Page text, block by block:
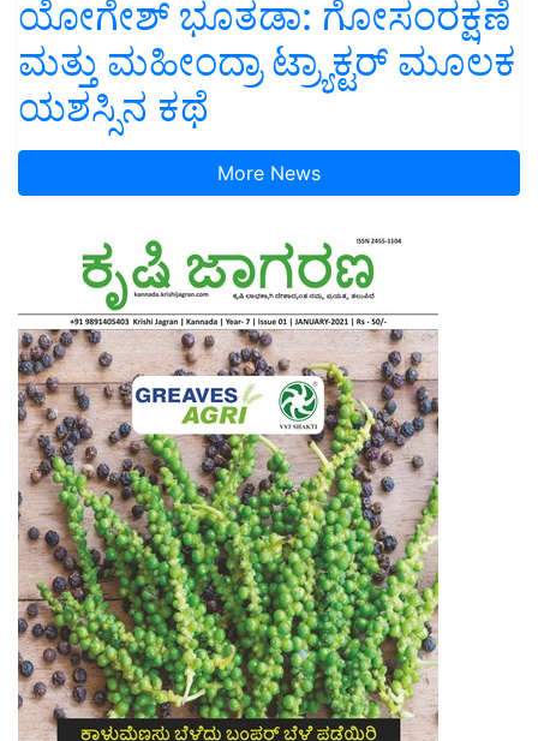
ಯೋಗೇಶ್ ಭೂತಡಾ: ಗೋಸಂರಕ್ಷಣೆ
ಮತ್ತು ಮಹೀಂದ್ರಾ ಟ್ರ್ಯಾಕ್ಟರ್ ಮೂಲಕ
ಯಶಸ್ಸಿನ ಕಥೆ
More News